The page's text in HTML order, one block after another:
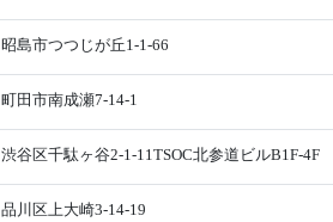
昭島市つつじが丘1-1-66
町田市南成瀬7-14-1
渋谷区千駄ヶ谷2-1-11TSOC北参道ビルB1F-4F
品川区上大崎3-14-19